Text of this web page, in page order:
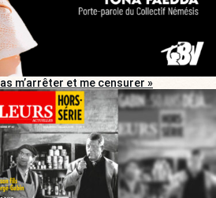
m’arrêter et me censurer »